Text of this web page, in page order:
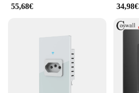
55,68€ 34,98€